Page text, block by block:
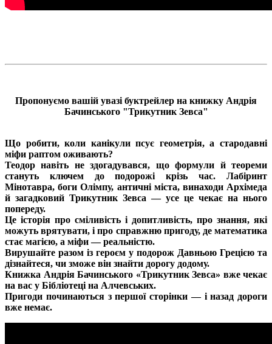
Пропонуємо вашій увазі буктрейлер на книжку Андрія
Бачинського "Трикутник Зевса"
Що робити, коли канікули псує геометрія, а стародавні
міфи раптом оживають?
Теодор навіть не здогадувався, що формули й теореми
стануть ключем до подорожі крізь час. Лабіринт
Мінотавра, боги Олімпу, античні міста, винаходи Архімеда
й загадковий Трикутник Зевса — усе це чекає на нього
попереду.
Це історія про сміливість і допитливість, про знання, які
можуть врятувати, і про справжню пригоду, де математика
стає магією, а міфи — реальністю.
Вирушайте разом із героєм у подорож Давньою Грецією та
дізнайтеся, чи зможе він знайти дорогу додому.
Книжка Андрія Бачинського «Трикутник Зевса» вже чекає
на вас у Бібліотеці на Алчевських.
Пригоди починаються з першої сторінки — і назад дороги
вже немає.